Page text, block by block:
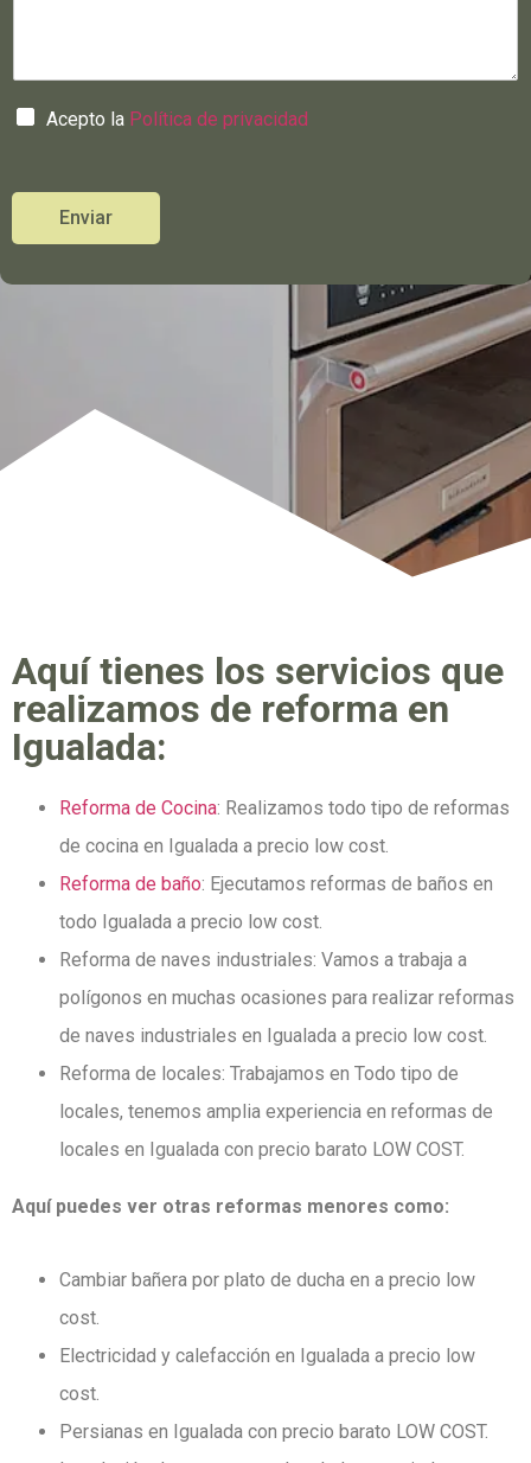
Acepto la Política de privacidad
Enviar
Aquí tienes los servicios que
realizamos de reforma en
Igualada:
Reforma de Cocina: Realizamos todo tipo de reformas
de cocina en Igualada a precio low cost.
Reforma de baño: Ejecutamos reformas de baños en
todo Igualada a precio low cost.
Reforma de naves industriales: Vamos a trabaja a
polígonos en muchas ocasiones para realizar reformas
de naves industriales en Igualada a precio low cost.
Reforma de locales: Trabajamos en Todo tipo de
locales, tenemos amplia experiencia en reformas de
locales en Igualada con precio barato LOW COST.
Aquí puedes ver otras reformas menores como:
Cambiar bañera por plato de ducha en a precio low
cost.
Electricidad y calefacción en Igualada a precio low
cost.
Persianas en Igualada con precio barato LOW COST.